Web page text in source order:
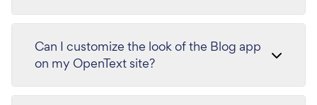
Can I customize the look of the Blog app
on my OpenText site?